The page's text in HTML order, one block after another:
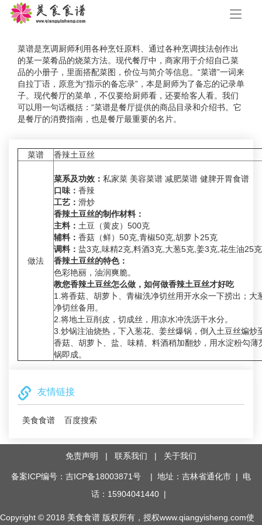
手
菜谱是烹调厨师利用各种烹饪原料、通过各种烹调技法创作出
的某一菜肴品的烧菜方法。现代餐厅中，商家用于介绍自己菜
品的小册子，里面搭配菜图，价位与简介等信息。“菜谱”一词来
自拉丁语，原意为“指示的备忘录”，本是厨师为了备忘的记录单
子。现代餐厅的菜单，不仅要给厨师看，还要给客人看。我们
可以用一句话概括：“菜谱是餐厅提供的商品目录和介绍书。它
是餐厅的消费指南，也是餐厅最重要的名片。
菜谱 香辣土豆丝
做法
菜系及功效： 私家菜 美容菜谱 减肥菜谱 健脾开胃食谱
口味： 香辣
工艺： 滑炒
香辣土豆丝的制作材料：
主料： 土豆（黄皮）500克
辅料： 香菇（鲜）50克,青椒50克,胡萝卜25克
调料： 盐3克,味精2克,料酒3克,大葱5克,姜3克,花生油25
香辣土豆丝的特色：
色彩艳丽，油润爽脆。
教您香辣土豆丝怎么做，如何做香辣土豆丝才好吃
1.将香菇、胡萝卜、青椒洗净切丝用开水氽一下捞出；大
净切丝备用。
2.将地土豆削皮，切成丝，用凉水冲洗沥干水分。
3.炒锅注油烧热，下入葱花、姜丝爆锅，倒入土豆丝煸炒
香菇、胡萝卜、盐、味精、料酒稍加翻炒，用水淀粉勾薄
锅即成。
友情链接
美食食谱 百度搜索
免责声明 | 联系我们 | 关于我们
备案ICP编号：吉ICP备18003871号 | 地址：吉林省通化市 | 电
话：15904041440 |
Copyright © 2018 美食食谱 版权所有，授权www.qiangyisheng.com使